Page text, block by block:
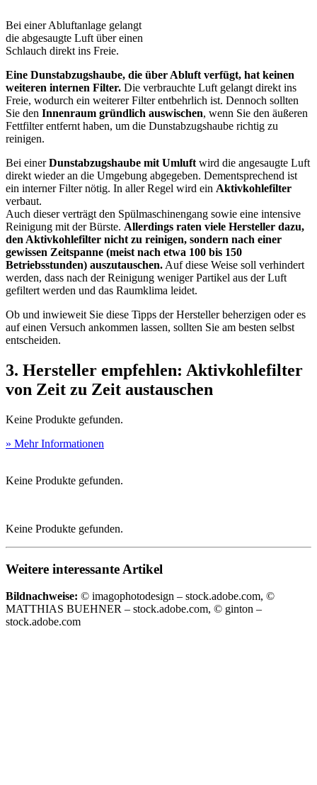
Bei einer Abluftanlage gelangt
die abgesaugte Luft über einen
Schlauch direkt ins Freie.
Eine Dunstabzugshaube, die über Abluft verfügt, hat keinen
weiteren internen Filter. Die verbrauchte Luft gelangt direkt ins
Freie, wodurch ein weiterer Filter entbehrlich ist. Dennoch sollten
Sie den Innenraum gründlich auswischen, wenn Sie den äußeren
Fettfilter entfernt haben, um die Dunstabzugshaube richtig zu
reinigen.
Bei einerDunstabzugshaube mit Umluft wird die angesaugte Luft
direkt wieder an die Umgebung abgegeben. Dementsprechend ist
ein interner Filter nötig. In aller Regel wird ein Aktivkohlefilter
verbaut.
Auch dieser verträgt den Spülmaschinengang sowie eine intensive
Reinigung mit der Bürste. Allerdings raten viele Hersteller dazu,
den Aktivkohlefilter nicht zu reinigen, sondern nach einer
gewissen Zeitspanne (meist nach etwa 100 bis 150
Betriebsstunden) auszutauschen. Auf diese Weise soll verhindert
werden, dass nach der Reinigung weniger Partikel aus der Luft
gefiltert werden und das Raumklima leidet.
Ob und inwieweit Sie diese Tipps der Hersteller beherzigen oder es
auf einen Versuch ankommen lassen, sollten Sie am besten selbst
entscheiden.
3. Hersteller empfehlen: Aktivkohlefilter
von Zeit zu Zeit austauschen
Keine Produkte gefunden.
» Mehr Informationen
Keine Produkte gefunden.
Keine Produkte gefunden.
Weitere interessante Artikel
Bildnachweise: © imagophotodesign – stock.adobe.com, ©
MATTHIAS BUEHNER – stock.adobe.com, © ginton –
stock.adobe.com